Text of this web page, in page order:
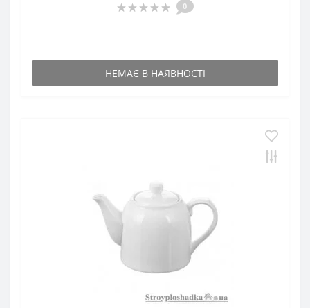
0
НЕМАЄ В НАЯВНОСТІ